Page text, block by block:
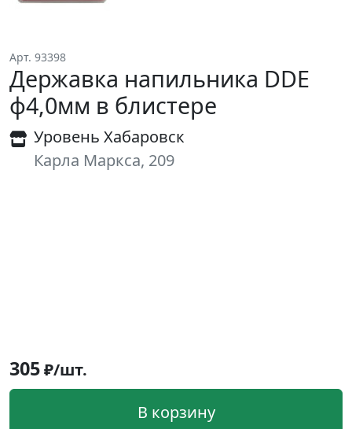
Арт. 93398
Державка напильника DDE
ф4,0мм в блистере
Уровень Хабаровск
Карла Маркса, 209
305₽/шт.
В корзину